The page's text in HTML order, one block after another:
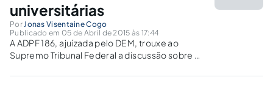
universitárias
PorJonas Visentaine Cogo
Publicado em 05 de Abril de 2015 às 17:44
A ADPF 186, ajuízada pelo DEM, trouxe ao
Supremo Tribunal Federal a discussão sobre as
para ingresso em universidade, ponderadas a